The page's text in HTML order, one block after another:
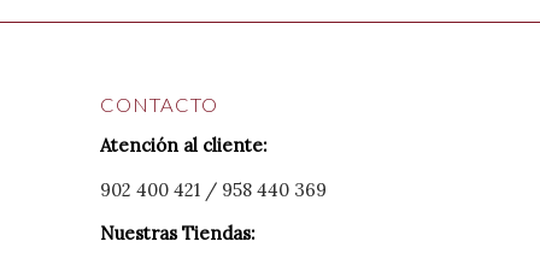
CONTACTO
Atención al cliente:
902 400 421 / 958 440 369
Nuestras Tiendas: